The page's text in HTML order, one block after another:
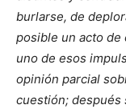
burlarse, de
posible un acto de
uno de esos
opinión parcial
cuestión; después